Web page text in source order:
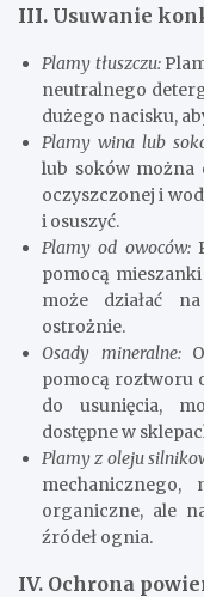
III. Usuwanie
Plamy tłuszczu:
neutralnego
dużego nacisku,
Plamy wina lub
lub soków można
oczyszczonej i
i osuszyć.
Plamy od owoców:
pomocą
może działać
ostrożnie.
Osady mineralne:
pomocą roztworu
do usunięcia,
dostępne w
Plamy z oleju
mechanicznego,
organiczne, ale
źródeł ognia.
IV. Ochrona